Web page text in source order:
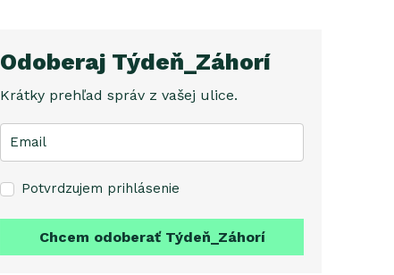
Odoberaj Týdeň_Záhorí
Krátky prehľad správ z vašej ulice.
Potvrdzujem prihlásenie
Chcem odoberať Týdeň_Záhorí